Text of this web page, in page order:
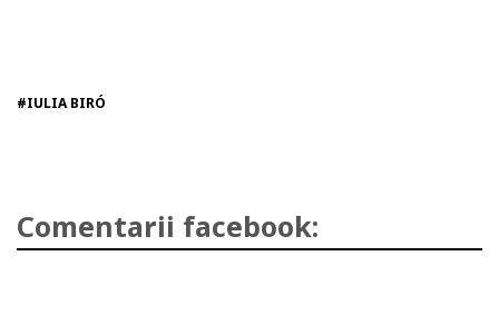
#IULIA BIRÓ
Comentarii facebook: